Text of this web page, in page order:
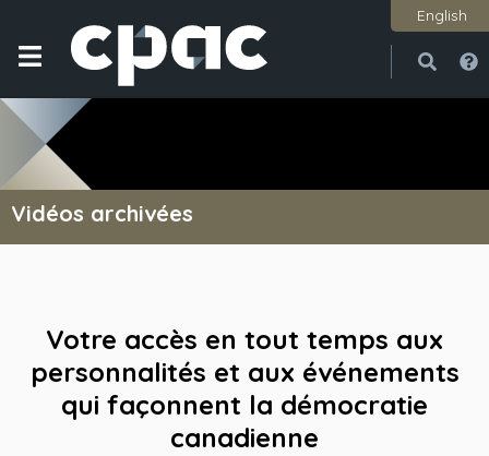
English
Vidéos archivées
Votre accès en tout temps aux
personnalités et aux événements
qui façonnent la démocratie
canadienne